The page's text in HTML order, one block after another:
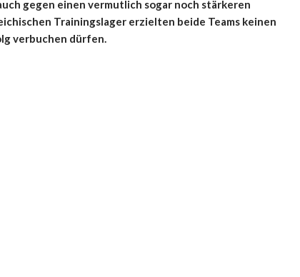
gegen einen vermutlich sogar noch stärkeren
Trainingslager erzielten beide Teams keinen
verbuchen dürfen.